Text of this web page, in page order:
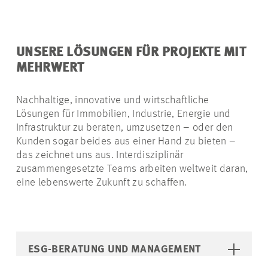
UNSERE LÖSUNGEN FÜR PROJEKTE MIT
MEHRWERT
Nachhaltige, innovative und wirtschaftliche
Lösungen für Immobilien, Industrie, Energie und
Infrastruktur zu beraten, umzusetzen – oder den
Kunden sogar beides aus einer Hand zu bieten –
das zeichnet uns aus. Interdisziplinär
zusammengesetzte Teams arbeiten weltweit daran,
eine lebenswerte Zukunft zu schaffen.
ESG-BERATUNG UND MANAGEMENT